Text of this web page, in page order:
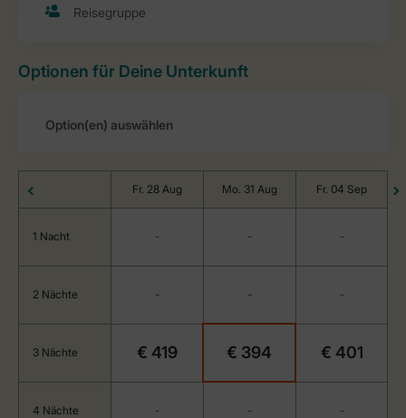
Optionen für Deine Unterkunft
Fr. 28 Aug Mo. 31 Aug Fr. 04 Sep
1 Nacht - - -
2 Nächte - - -
3 Nächte € 419 € 394 € 401
4 Nächte - - -